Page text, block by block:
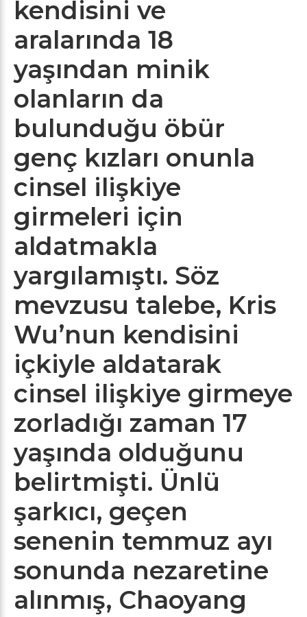
kendisini ve
aralarında 18
yaşından minik
olanların da
bulunduğu öbür
genç kızları onunla
cinsel ilişkiye
girmeleri için
aldatmakla
yargılamıştı. Söz
mevzusu talebe, Kris
Wu’nun kendisini
içkiyle aldatarak
cinsel ilişkiye girmeye
zorladığı zaman 17
yaşında olduğunu
belirtmişti. Ünlü
şarkıcı, geçen
senenin temmuz ayı
sonunda nezaretine
alınmış, Chaoyang